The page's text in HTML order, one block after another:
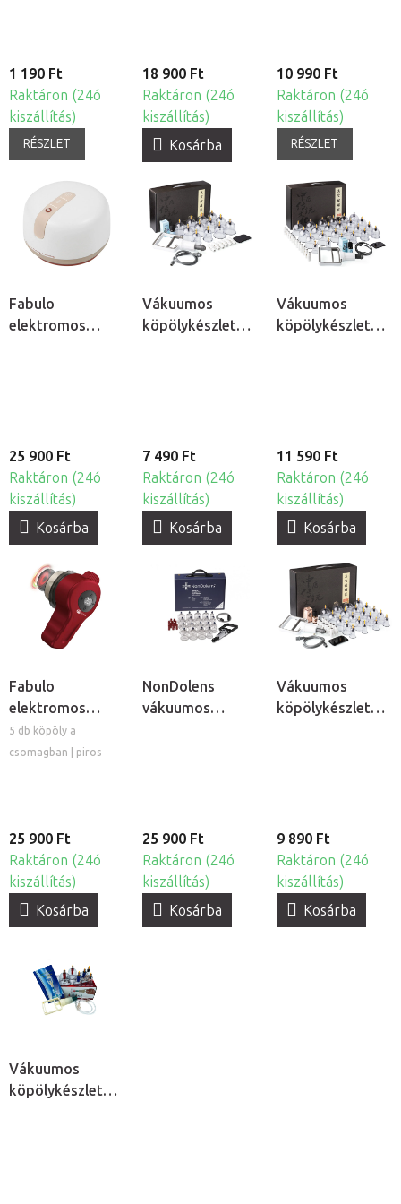
1 190 Ft
Raktáron (24ó
kiszállítás)
RÉSZLET
18 900 Ft
Raktáron (24ó
kiszállítás)
Kosárba
10 990 Ft
Raktáron (24ó
kiszállítás)
RÉSZLET
Fabulo
elektromos
25 900 Ft
Raktáron (24ó
kiszállítás)
Kosárba
Vákuumos
köpölykészlet
7 490 Ft
Raktáron (24ó
kiszállítás)
Kosárba
Vákuumos
köpölykészlet
11 590 Ft
Raktáron (24ó
kiszállítás)
Kosárba
Fabulo
elektromos
vákuumos
masszázs
5 db köpöly a
csomagban | piros
25 900 Ft
Raktáron (24ó
kiszállítás)
Kosárba
NonDolens
vákuumos
25 900 Ft
Raktáron (24ó
kiszállítás)
Kosárba
Vákuumos
köpölykészlet
9 890 Ft
Raktáron (24ó
kiszállítás)
Kosárba
Vákuumos
köpölykészlet